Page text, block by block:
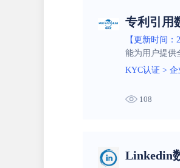
专利引用
【更新时间：
能为用户提供
KYC认证 > 企
108
Linkedin